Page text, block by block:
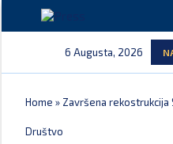
6 Augusta, 2026
Home » Završena rekostrukcija
Društvo